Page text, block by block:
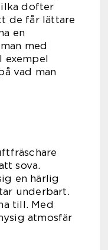
dofter
de får lättare
en
med
exempel
vad man
sova.
en härlig
underbart.
till. Med
atmosfär